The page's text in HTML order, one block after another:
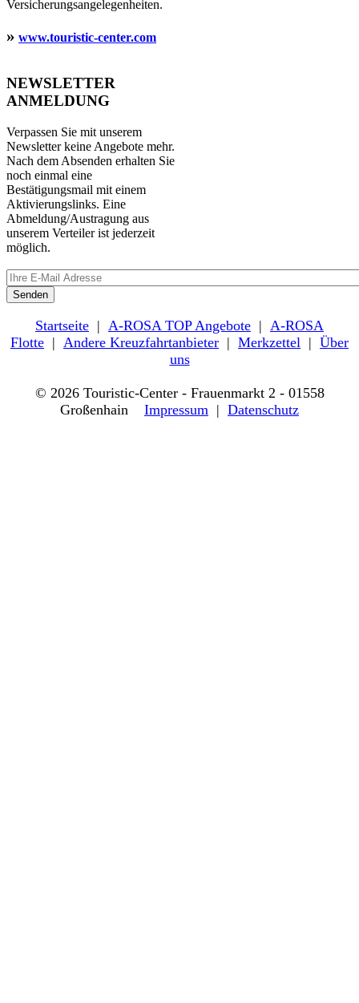
Versicherungsangelegenheiten.
» www.touristic-center.com
NEWSLETTER
ANMELDUNG
Verpassen Sie mit unserem
Newsletter keine Angebote mehr.
Nach dem Absenden erhalten Sie
noch einmal eine
Bestätigungsmail mit einem
Aktivierungslinks. Eine
Abmeldung/Austragung aus
unserem Verteiler ist jederzeit
möglich.
Startseite | A-ROSA TOP Angebote | A-ROSA
Flotte | Andere Kreuzfahrtanbieter | Merkzettel | Über
uns
© 2026 Touristic-Center - Frauenmarkt 2 - 01558
Großenhain Impressum | Datenschutz